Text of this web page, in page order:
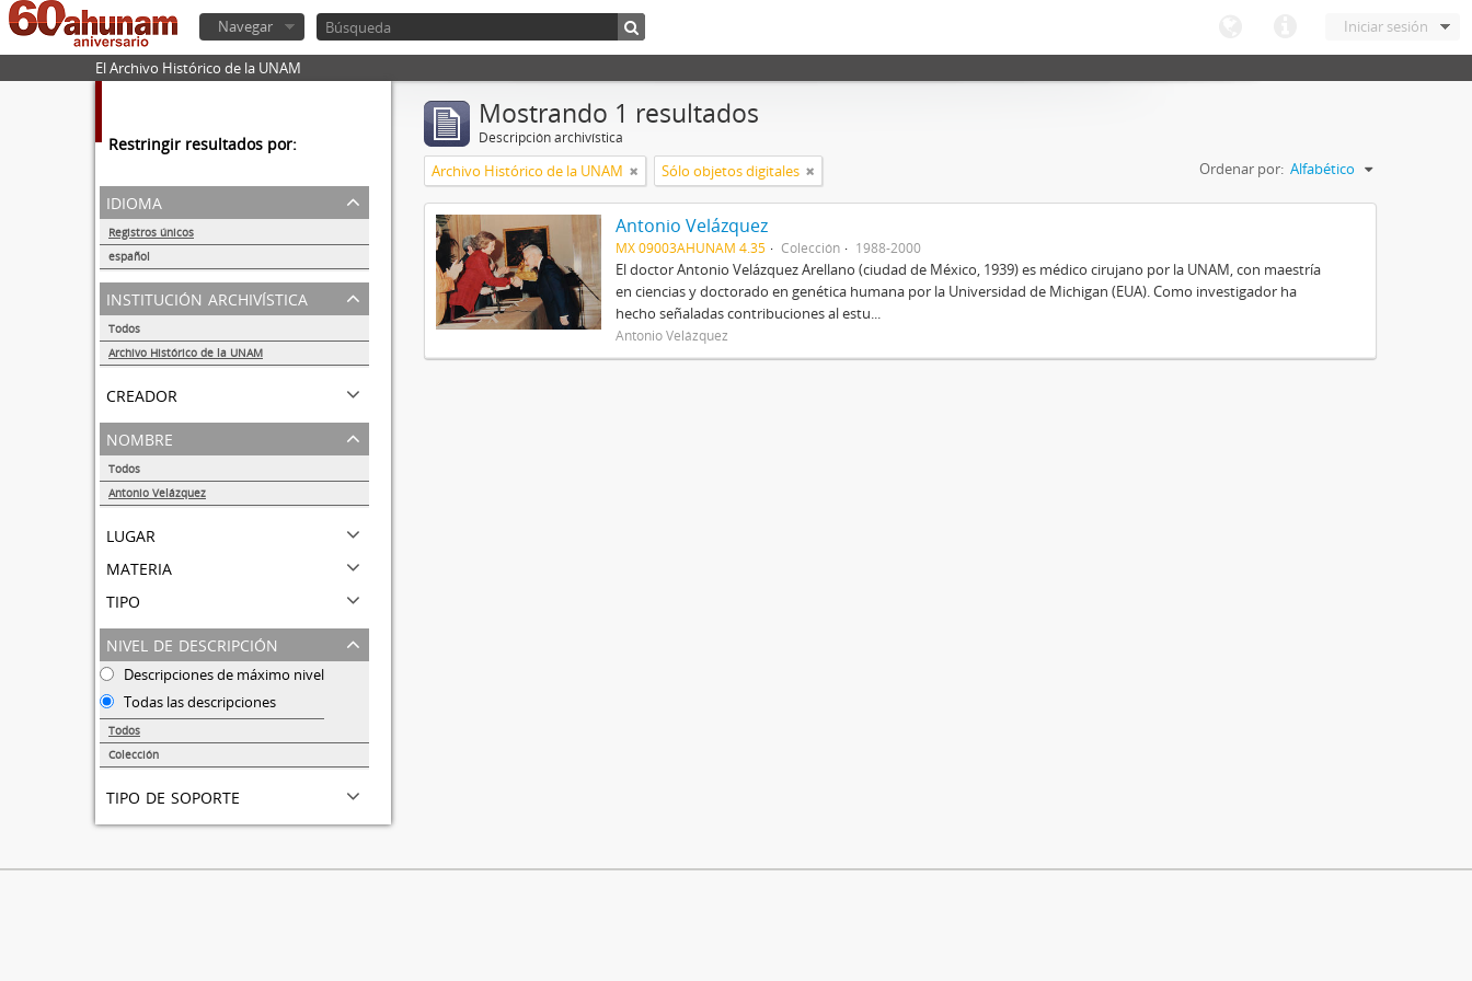
Iniciar sesión
Navegar
El Archivo Histórico de la UNAM
Restringir resultados por:
idioma
Registros únicos
español
1
institución archivística
Todos
Archivo Histórico de la UNAM
creador
nombre
Todos
Antonio Velázquez
lugar
materia
tipo
nivel de descripción
Descripciones de máximo nivel
Todas las descripciones
Todos
Colección
tipo de soporte
Mostrando 1 resultados
Descripción archivística
Archivo Histórico de la UNAM Sólo objetos digitales Ordenar por: Alfabético
Antonio Velázquez
MX 09003AHUNAM 4.35 Colección 1988-2000
El doctor Antonio Velázquez Arellano (ciudad de México, 1939) es médico cirujano por la UNAM, con maestría
en ciencias y doctorado en genética humana por la Universidad de Michigan (EUA). Como investigador ha
hecho señaladas contribuciones al estu...
Antonio Velázquez